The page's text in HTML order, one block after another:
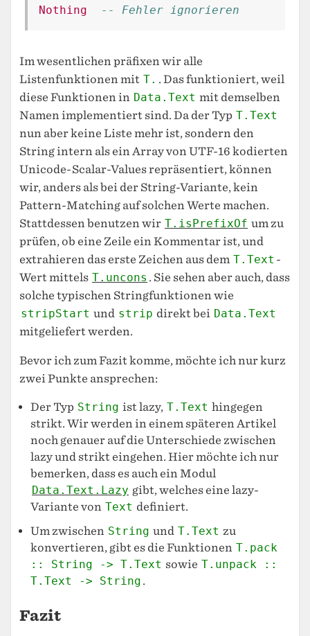
Nothing -- Fehler ignorieren
Im wesentlichen präfixen wir alle
Listenfunktionen mit T. . Das funktioniert, weil
diese Funktionen in Data.Text mit demselben
Namen implementiert sind. Da der Typ T.Text
nun aber keine Liste mehr ist, sondern den
String intern als ein Array von UTF-16 kodierten
Unicode-Scalar-Values repräsentiert, können
wir, anders als bei der String-Variante, kein
Pattern-Matching auf solchen Werte machen.
Stattdessen benutzen wir T.isPrefixOf um zu
prüfen, ob eine Zeile ein Kommentar ist, und
extrahieren das erste Zeichen aus dem T.Text -
Wert mittels T.uncons . Sie sehen aber auch, dass
solche typischen Stringfunktionen wie
stripStart und strip direkt bei Data.Text
mitgeliefert werden.
Bevor ich zum Fazit komme, möchte ich nur kurz
zwei Punkte ansprechen:
Der Typ String ist lazy, T.Text hingegen
strikt. Wir werden in einem späteren Artikel
noch genauer auf die Unterschiede zwischen
lazy und strikt eingehen. Hier möchte ich nur
bemerken, dass es auch ein Modul
Data.Text.Lazy gibt, welches eine lazy-
Variante von Text definiert.
Um zwischen String und T.Text zu
konvertieren, gibt es die Funktionen T.pack
:: String -> T.Text sowie T.unpack ::
T.Text -> String .
Fazit